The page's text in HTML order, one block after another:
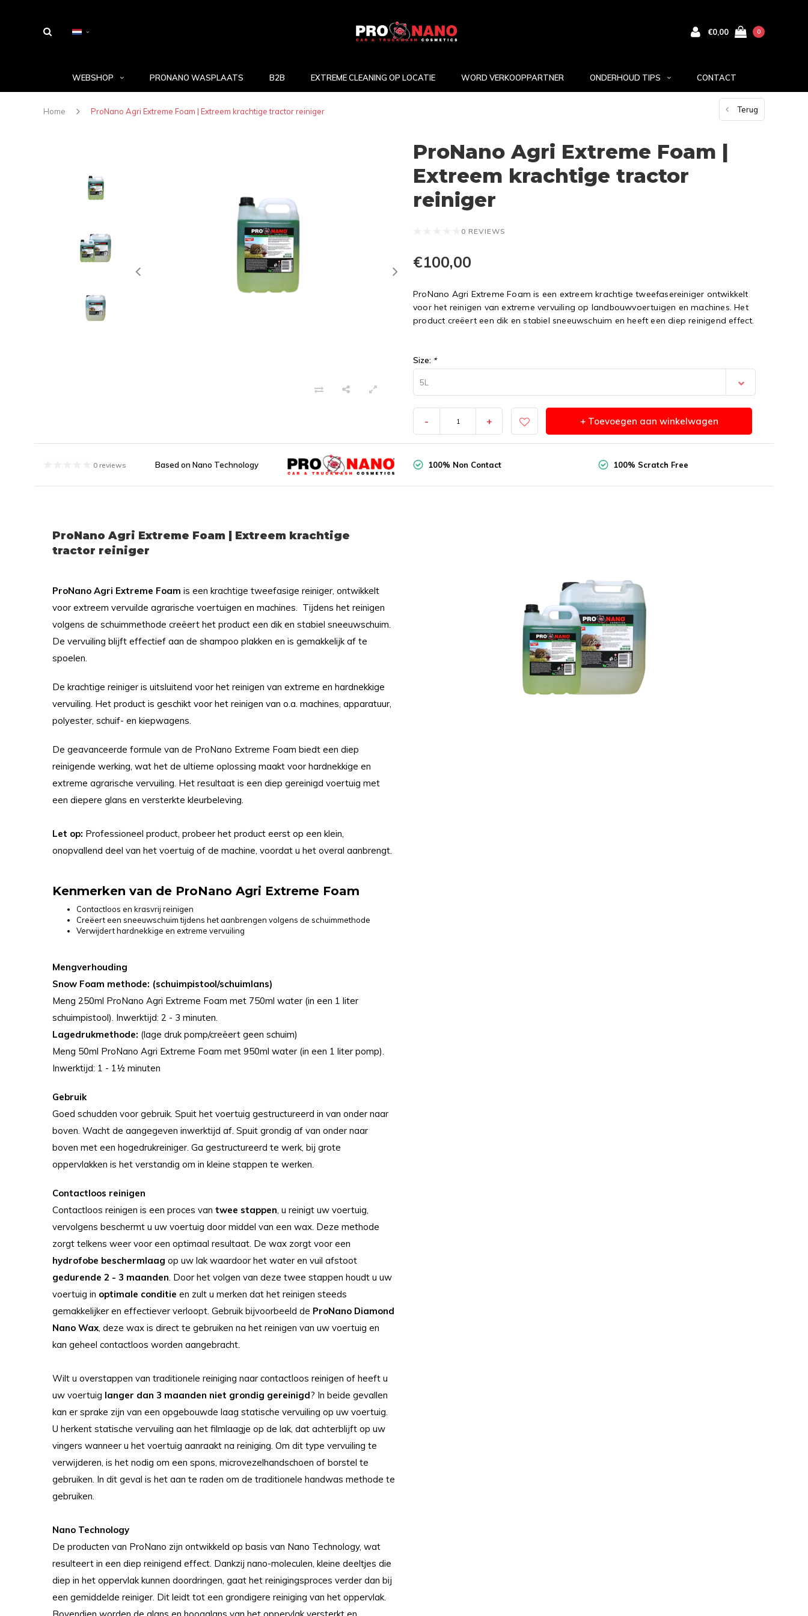
€0,00 0
WEBSHOP PRONANO WASPLAATS B2B EXTREME CLEANING OP LOCATIE WORD VERKOOPPARTNER ONDERHOUD TIPS CONTACT
Home ProNano Agri Extreme Foam | Extreem krachtige tractor reiniger Terug
ProNano Agri Extreme Foam |
Extreem krachtige tractor
reiniger
0 REVIEWS
€100,00
ProNano Agri Extreme Foam is een extreem krachtige tweefasereiniger ontwikkelt
voor het reinigen van extreme vervuiling op landbouwvoertuigen en machines. Het
product creëert een dik en stabiel sneeuwschuim en heeft een diep reinigend effect.
Size: *
5L
- + + Toevoegen aan winkelwagen
0 reviews Based on Nano Technology 100% Non Contact 100% Scratch Free
ProNano Agri Extreme Foam | Extreem krachtige
tractor reiniger
ProNano Agri Extreme Foam is een krachtige tweefasige reiniger, ontwikkelt
voor extreem vervuilde agrarische voertuigen en machines. Tijdens het reinigen
volgens de schuimmethode creëert het product een dik en stabiel sneeuwschuim.
De vervuiling blijft effectief aan de shampoo plakken en is gemakkelijk af te
spoelen.
De krachtige reiniger is uitsluitend voor het reinigen van extreme en hardnekkige
vervuiling. Het product is geschikt voor het reinigen van o.a. machines, apparatuur,
polyester, schuif- en kiepwagens.
De geavanceerde formule van de ProNano Extreme Foam biedt een diep
reinigende werking, wat het de ultieme oplossing maakt voor hardnekkige en
extreme agrarische vervuiling. Het resultaat is een diep gereinigd voertuig met
een diepere glans en versterkte kleurbeleving.
Let op: Professioneel product, probeer het product eerst op een klein,
onopvallend deel van het voertuig of de machine, voordat u het overal aanbrengt.
Kenmerken van de ProNano Agri Extreme Foam
Contactloos en krasvrij reinigen
Creëert een sneeuwschuim tijdens het aanbrengen volgens de schuimmethode
Verwijdert hardnekkige en extreme vervuiling
Mengverhouding
Snow Foam methode: (schuimpistool/schuimlans)
Meng 250ml ProNano Agri Extreme Foam met 750ml water (in een 1 liter
schuimpistool). Inwerktijd: 2 - 3 minuten.
Lagedrukmethode: (lage druk pomp/creëert geen schuim)
Meng 50ml ProNano Agri Extreme Foam met 950ml water (in een 1 liter pomp).
Inwerktijd: 1 - 1½ minuten
Gebruik
Goed schudden voor gebruik. Spuit het voertuig gestructureerd in van onder naar
boven. Wacht de aangegeven inwerktijd af. Spuit grondig af van onder naar
boven met een hogedrukreiniger. Ga gestructureerd te werk, bij grote
oppervlakken is het verstandig om in kleine stappen te werken.
Contactloos reinigen
Contactloos reinigen is een proces van twee stappen, u reinigt uw voertuig,
vervolgens beschermt u uw voertuig door middel van een wax. Deze methode
zorgt telkens weer voor een optimaal resultaat. De wax zorgt voor een
hydrofobe beschermlaag op uw lak waardoor het water en vuil afstoot
gedurende 2 - 3 maanden. Door het volgen van deze twee stappen houdt u uw
voertuig in optimale conditie en zult u merken dat het reinigen steeds
gemakkelijker en effectiever verloopt. Gebruik bijvoorbeeld de ProNano Diamond
Nano Wax, deze wax is direct te gebruiken na het reinigen van uw voertuig en
kan geheel contactloos worden aangebracht.
Wilt u overstappen van traditionele reiniging naar contactloos reinigen of heeft u
uw voertuig langer dan 3 maanden niet grondig gereinigd? In beide gevallen
kan er sprake zijn van een opgebouwde laag statische vervuiling op uw voertuig.
U herkent statische vervuiling aan het filmlaagje op de lak, dat achterblijft op uw
vingers wanneer u het voertuig aanraakt na reiniging. Om dit type vervuiling te
verwijderen, is het nodig om een spons, microvezelhandschoen of borstel te
gebruiken. In dit geval is het aan te raden om de traditionele handwas methode te
gebruiken.
Nano Technology
De producten van ProNano zijn ontwikkeld op basis van Nano Technology, wat
resulteert in een diep reinigend effect. Dankzij nano-moleculen, kleine deeltjes die
diep in het oppervlak kunnen doordringen, gaat het reinigingsproces verder dan bij
een gemiddelde reiniger. Dit leidt tot een grondigere reiniging van het oppervlak.